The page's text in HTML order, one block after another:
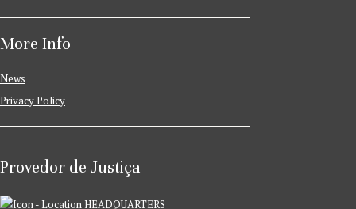
More Info
News
Privacy Policy
Provedor de Justiça
HEADQUARTERS